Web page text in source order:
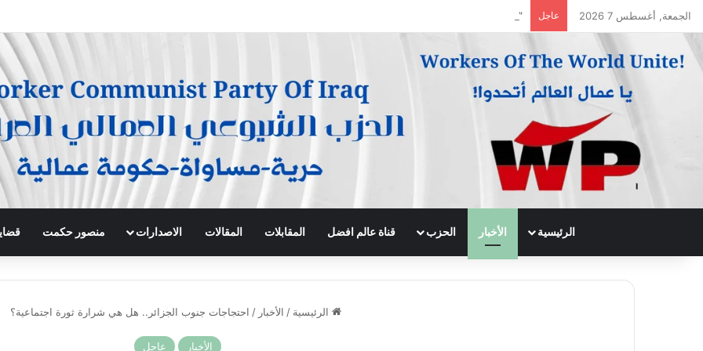
الجمعة, أغسطس 7 2026 عاجل ” الشيوعي العمالي ” و ” الحرية والتغيير ” و ” الجبهة العمالية ” يلتقون سفيرة دولة فلسطين لمتابعة أوضاع الأشقاء
الرئيسية الأخبار الحزب قناة عالم افضل المقابلات المقالات الاصدارات منصور حكمت
الرئيسية / الأخبار / احتجاجات جنوب الجزائر.. هل هي شرارة ثورة اجتماعية؟
الأخبار عاجل